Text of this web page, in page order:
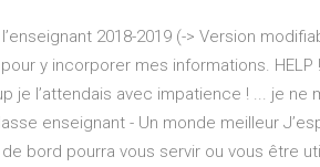
2018-2019 (-> Version
y incorporer mes informations. HELP
je l’attendais avec impatience ! ... je
enseignant - Un monde meilleur
bord pourra vous servir ou vous être